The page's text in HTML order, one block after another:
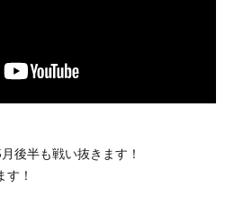
後半も戦い抜きます！
！